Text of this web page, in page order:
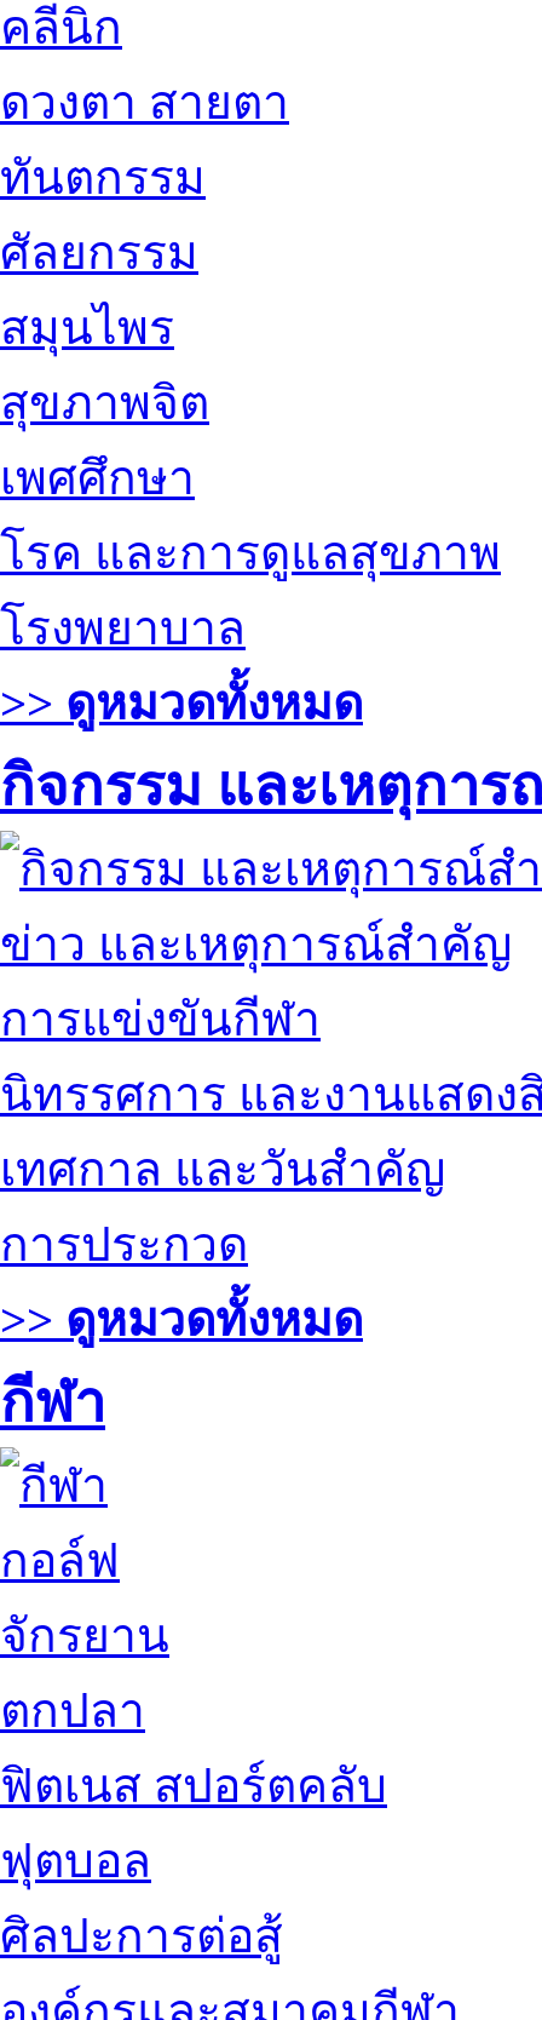
คลีนิก
ดวงตา สายตา
ทันตกรรม
ศัลยกรรม
สมุนไพร
สุขภาพจิต
เพศศึกษา
โรค และการดูแลสุขภาพ
โรงพยาบาล
>> ดูหมวดทั้งหมด
กิจกรรม และเหตุกา
ข่าว และเหตุการณ์สำคัญ
การแข่งขันกีฬา
นิทรรศการ และงานแสดง
เทศกาล และวันสำคัญ
การประกวด
>> ดูหมวดทั้งหมด
กีฬา
กอล์ฟ
จักรยาน
ตกปลา
ฟิตเนส สปอร์ตคลับ
ฟุตบอล
ศิลปะการต่อสู้